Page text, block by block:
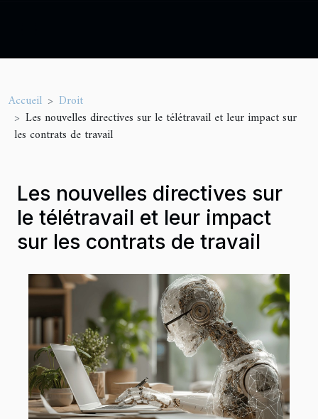
Accueil
Droit
Les nouvelles directives sur le télétravail et leur impact sur
les contrats de travail
Les nouvelles directives sur
le télétravail et leur impact
sur les contrats de travail